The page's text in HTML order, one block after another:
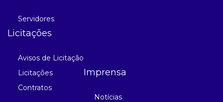
Servidores
Licitações
Avisos de Licitação
Licitações
Contratos
Imprensa
Notícias